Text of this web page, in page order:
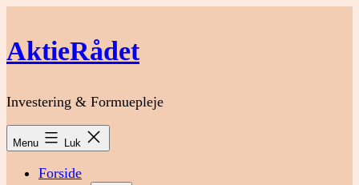
indhold
AktieRådet
Investering & Formuepleje
Menu Luk
Forside